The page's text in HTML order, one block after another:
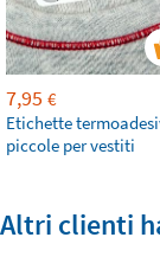
7,95 €
Etichette
piccole per vestiti
Altri clienti